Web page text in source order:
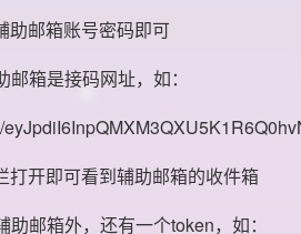
助邮箱账号密码即可
箱是接码网址，如：
打开即可看到辅助邮箱的收件箱
邮箱外，还有一个token，如：